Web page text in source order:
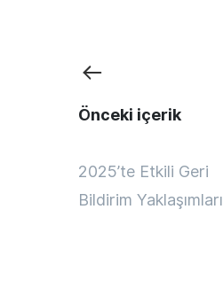
Önceki içerik
2025’te Etkili Geri
Bildirim Yaklaşımları